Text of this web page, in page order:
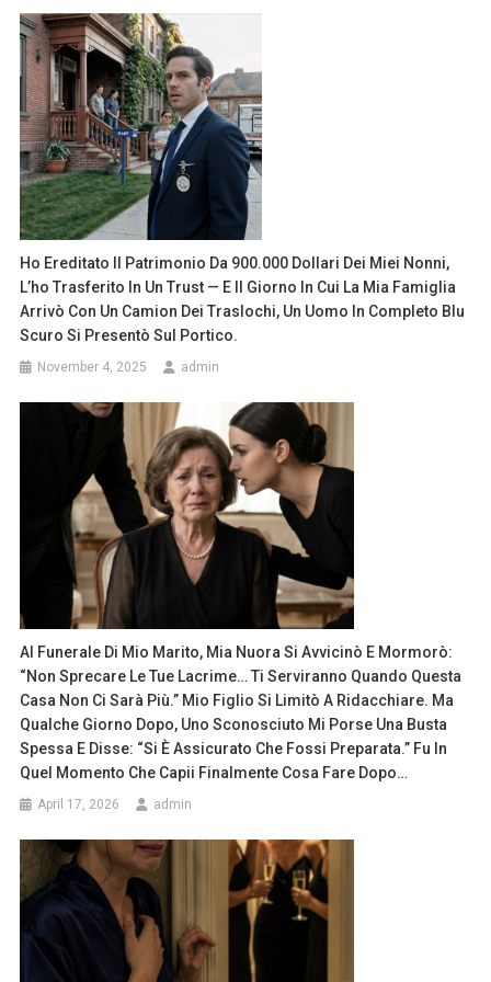
Ho Ereditato Il Patrimonio Da 900.000 Dollari Dei Miei Nonni,
L’ho Trasferito In Un Trust — E Il Giorno In Cui La Mia Famiglia
Arrivò Con Un Camion Dei Traslochi, Un Uomo In Completo Blu
Scuro Si Presentò Sul Portico.
November 4, 2025 admin
Al Funerale Di Mio Marito, Mia Nuora Si Avvicinò E Mormorò:
“Non Sprecare Le Tue Lacrime… Ti Serviranno Quando Questa
Casa Non Ci Sarà Più.” Mio Figlio Si Limitò A Ridacchiare. Ma
Qualche Giorno Dopo, Uno Sconosciuto Mi Porse Una Busta
Spessa E Disse: “Si È Assicurato Che Fossi Preparata.” Fu In
Quel Momento Che Capii Finalmente Cosa Fare Dopo…
April 17, 2026 admin